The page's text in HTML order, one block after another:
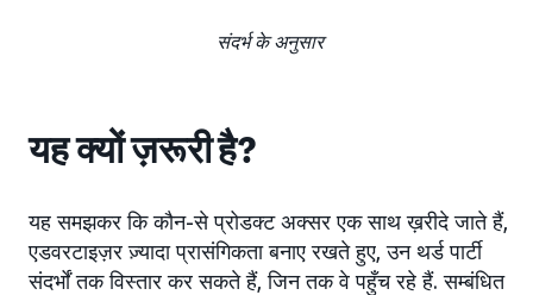
संदर्भ के अनुसार
यह क्यों ज़रूरी है?
यह समझकर कि कौन-से प्रोडक्ट अक्सर एक साथ ख़रीदे जाते हैं,
एडवरटाइज़र ज़्यादा प्रासंगिकता बनाए रखते हुए, उन थर्ड पार्टी
संदर्भों तक विस्तार कर सकते हैं, जिन तक वे पहुँच रहे हैं. सम्बंधित